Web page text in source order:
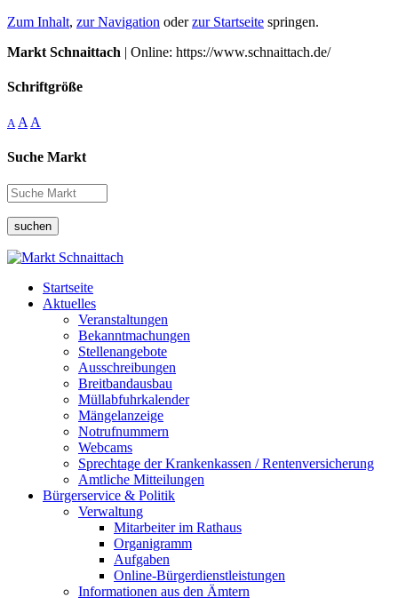
Zum Inhalt, zur Navigation oderzur Startseite springen.
Markt Schnaittach | Online: https://www.schnaittach.de/
Schriftgröße
A A A
Suche Markt
suchen
Startseite
Aktuelles
Veranstaltungen
Bekanntmachungen
Stellenangebote
Ausschreibungen
Breitbandausbau
Müllabfuhrkalender
Mängelanzeige
Notrufnummern
Webcams
Sprechtage der Krankenkassen / Rentenversicherung
Amtliche Mitteilungen
Bürgerservice & Politik
Verwaltung
Mitarbeiter im Rathaus
Organigramm
Aufgaben
Online-Bürgerdienstleistungen
Informationen aus den Ämtern